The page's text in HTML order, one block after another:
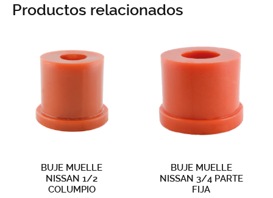
Productos relacionados
BUJE MUELLE
NISSAN 1/2
COLUMPIO
BUJE MUELLE
NISSAN 3/4 PARTE
FIJA